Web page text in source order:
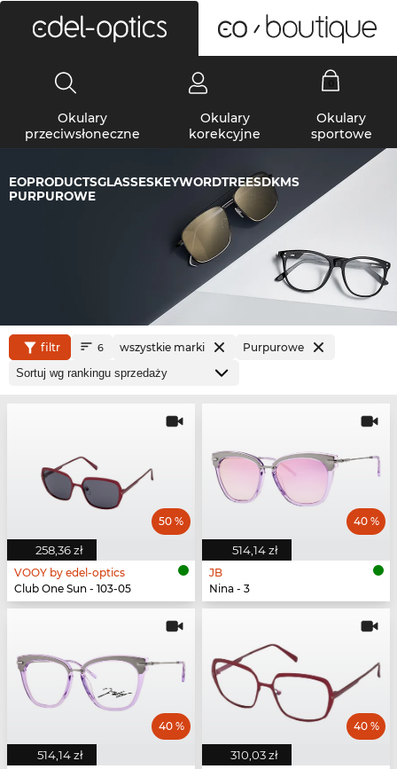
Okulary
przeciwsłoneczne
Okulary
korekcyjne
Okulary
sportowe
EOPRODUCTSGLASSESKEYWORDTREESDKMS
PURPUROWE
filtr 6 wszystkie marki Purpurowe
258,36 zł
50 %
VOOY by edel-optics
Club One Sun - 103-05
514,14 zł
40 %
JB
Nina - 3
514,14 zł
40 %
310,03 zł
40 %